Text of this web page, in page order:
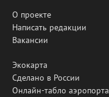
О проекте
Написать редакции
Вакансии
Экокарта
Сделано в России
Онлайн-табло аэропорта